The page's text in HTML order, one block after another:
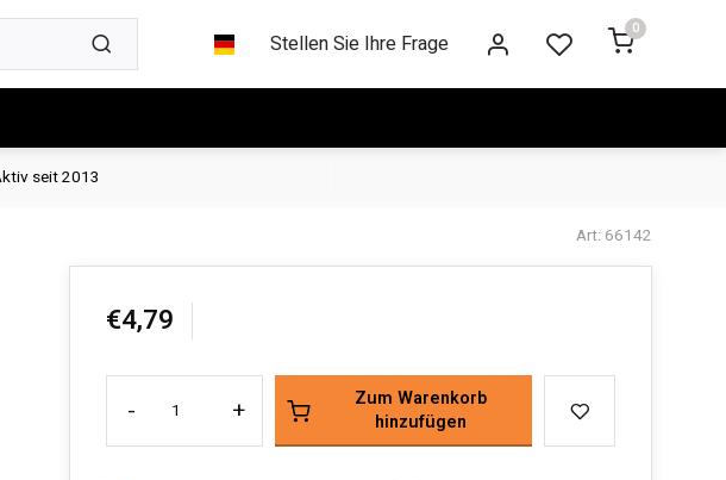
Stellen Sie Ihre Frage
0
seit 2013
Art: 66142
€4,79
- +
Zum Warenkorb
hinzufügen